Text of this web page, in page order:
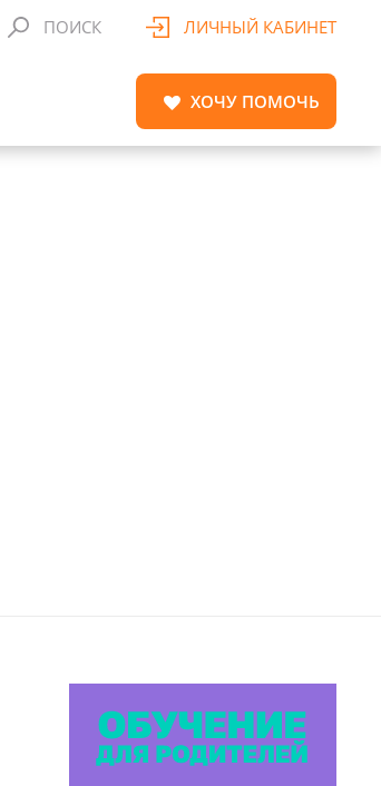
ПОИСК ЛИЧНЫЙ КАБИНЕТ
ХОЧУ ПОМОЧЬ